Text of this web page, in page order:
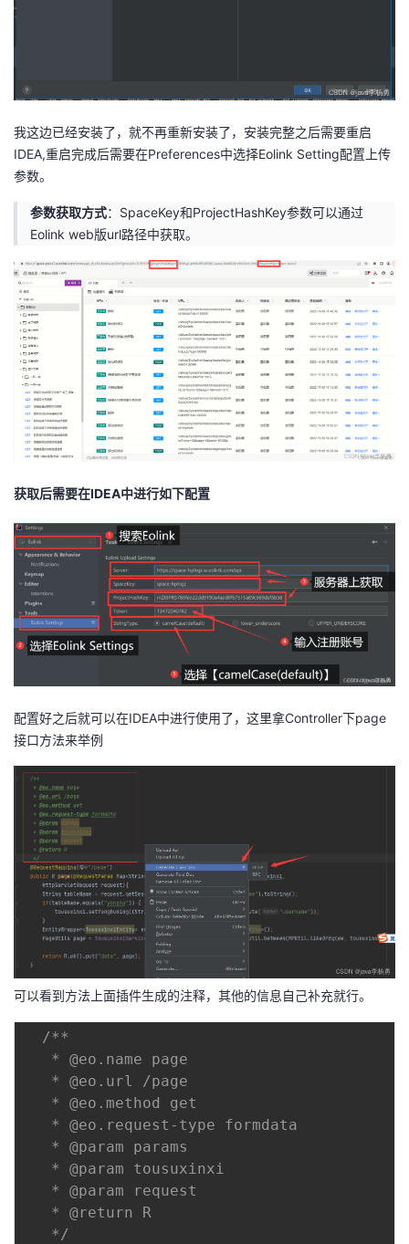
我这边已经安装了，就不再重新安装了，安装完整之后需要重启
IDEA,重启完成后需要在Preferences中选择Eolink Setting配置上传
参数。
参数获取方式：SpaceKey和ProjectHashKey参数可以通过
Eolink web版url路径中获取。
获取后需要在IDEA中进行如下配置
配置好之后就可以在IDEA中进行使用了，这里拿Controller下page
接口方法来举例
可以看到方法上面插件生成的注释，其他的信息自己补充就行。
/**
   * @eo.name page
   * @eo.url /page
   * @eo.method get
   * @eo.request-type formdata
   * @param params
   * @param tousuxinxi
   * @param request
   * @return R
   */